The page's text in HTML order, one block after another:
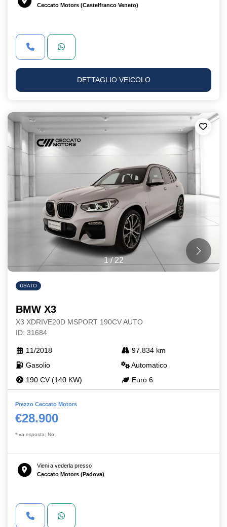
Ceccato Motors (Castelfranco Veneto)
DETTAGLIO VEICOLO
1/22
USATO
BMW X3
X3 XDRIVE20D MSPORT 190CV AUTO
ID: 31684
11/2018
97.834 km
Gasolio
Automatico
190 CV (140 KW)
Euro 6
Prezzo Ceccato Motors
€28.900
*Iva esposta: No
Vieni a vederla presso
Ceccato Motors (Padova)